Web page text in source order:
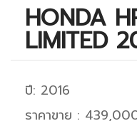
HONDA
LIMITED
ปี: 2016
ราคาขาย :